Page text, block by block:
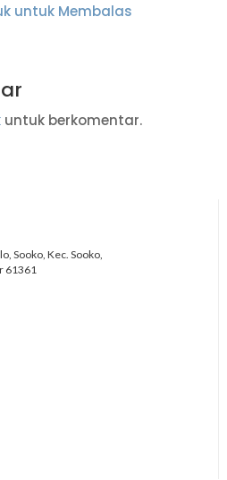
untuk Membalas
untuk berkomentar.
Sooko, Kec. Sooko,
61361